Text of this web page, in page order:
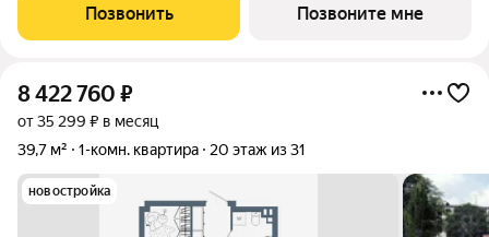
Позвонить Позвоните мне
8 422 760 ₽
от 35 299 ₽ в месяц
39,7 м²
1-комн. квартира 20 этаж из 31
новостройка